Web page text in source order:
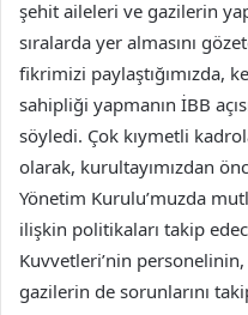
şehit aileleri ve gazilerin
sıralarda yer almasını
fikrimizi paylaştığımızda,
sahipliği yapmanın İBB
söyledi. Çok kıymetli
olarak, kurultayımızdan
Yönetim Kurulu’muzda
ilişkin politikaları takip
Kuvvetleri’nin
gazilerin de sorunlarını